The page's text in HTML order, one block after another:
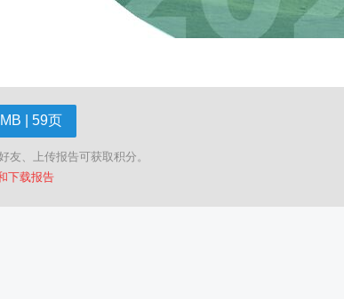
| 59页
友、上传报告可获取积分。
下载报告